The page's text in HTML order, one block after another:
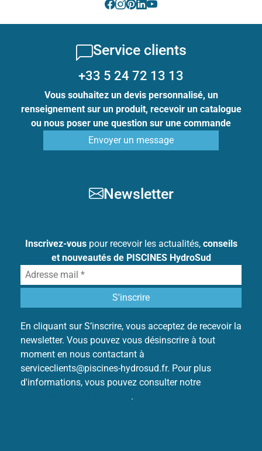
Service clients
+33 5 24 72 13 13
Vous souhaitez un devis personnalisé, un
renseignement sur un produit, recevoir un catalogue
ou nous poser une question sur une commande
Envoyer un message
Newsletter
Inscrivez-vouspour recevoir les actualités, conseils
et nouveautés de PISCINES HydroSud
En cliquant sur S’inscrire, vous acceptez de recevoir la
newsletter. Vous pouvez vous désinscrire à tout
moment en nous contactant à
serviceclients@piscines-hydrosud.fr. Pour plus
d'informations, vous pouvez consulter notre
.